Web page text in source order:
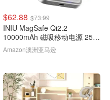
$62.88 $73.99
INIU MagSafe Qi2.2
10000mAh 磁吸移动电源 25W
棕色
Amazon澳洲亚马逊